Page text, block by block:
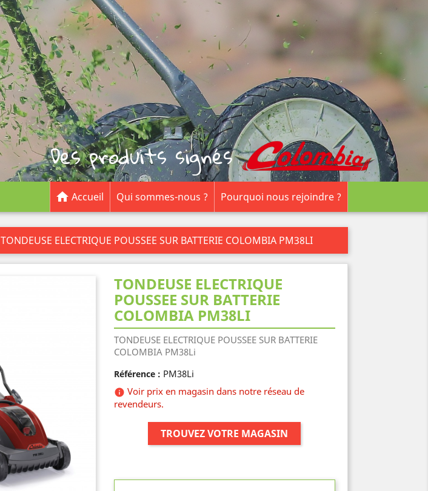
Des produits signés
 Accueil Qui sommes-nous ? Pourquoi nous rejoindre ?
TONDEUSE ELECTRIQUE POUSSEE SUR BATTERIE COLOMBIA PM38LI
TONDEUSE ELECTRIQUE
POUSSEE SUR BATTERIE
COLOMBIA PM38LI
TONDEUSE ELECTRIQUE POUSSEE SUR BATTERIE
COLOMBIA PM38Li
Référence : PM38Li
 Voir prix en magasin dans notre réseau de
revendeurs.
TROUVEZ VOTRE MAGASIN